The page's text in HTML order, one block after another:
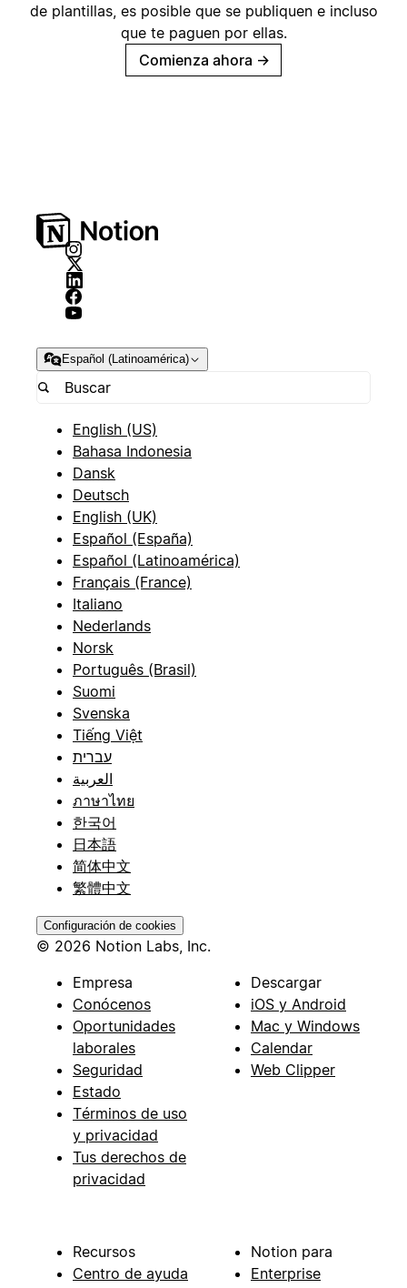
de plantillas, es posible que se publiquen e incluso
que te paguen por ellas.
Comienza ahora →
Español (Latinoamérica)
English (US)
Bahasa Indonesia
Dansk
Deutsch
English (UK)
Español (España)
Español (Latinoamérica)
Français (France)
Italiano
Nederlands
Norsk
Português (Brasil)
Suomi
Svenska
Tiếng Việt
עברית
العربية
ภาษาไทย
한국어
日本語
简体中文
繁體中文
Configuración de cookies
© 2026 Notion Labs, Inc.
Empresa
Conócenos
Oportunidades
laborales
Seguridad
Estado
Términos de uso
y privacidad
Tus derechos de
privacidad
Descargar
iOS y Android
Mac y Windows
Calendar
Web Clipper
Recursos
Centro de ayuda
Notion para
Enterprise